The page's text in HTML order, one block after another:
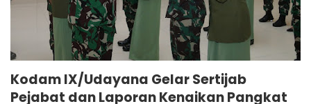
Kodam IX/Udayana Gelar Sertijab
Pejabat dan Laporan Kenaikan Pangkat